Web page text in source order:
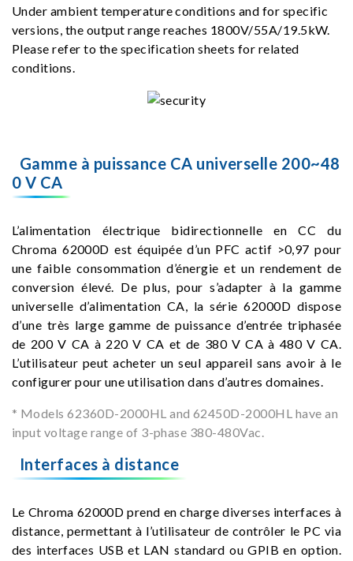
Under ambient temperature conditions and for specific
versions, the output range reaches 1800V/55A/19.5kW.
Please refer to the specification sheets for related
conditions.
Gamme à puissance CA universelle 200~48
0 V CA
L’alimentation électrique bidirectionnelle en CC du
Chroma 62000D est équipée d’un PFC actif >0,97 pour
une faible consommation d’énergie et un rendement de
conversion élevé. De plus, pour s’adapter à la gamme
universelle d’alimentation CA, la série 62000D dispose
d’une très large gamme de puissance d’entrée triphasée
de 200 V CA à 220 V CA et de 380 V CA à 480 V CA.
L’utilisateur peut acheter un seul appareil sans avoir à le
configurer pour une utilisation dans d’autres domaines.
* Models 62360D-2000HL and 62450D-2000HL have an
input voltage range of 3-phase 380-480Vac.
Interfaces à distance
Le Chroma 62000D prend en charge diverses interfaces à
distance, permettant à l’utilisateur de contrôler le PC via
des interfaces USB et LAN standard ou GPIB en option.